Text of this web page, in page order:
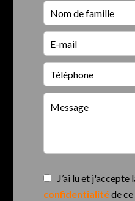
J’ai lu et j'accepte
confidentialitéde